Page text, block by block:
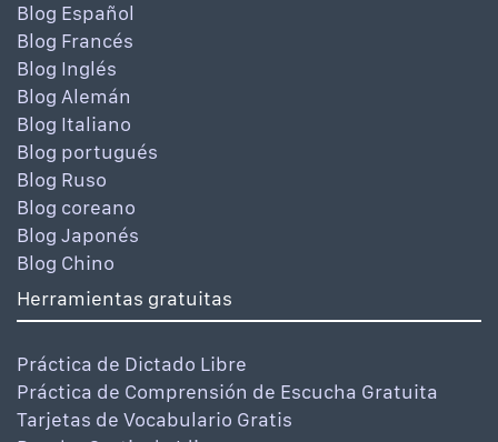
Blog Español
Blog Francés
Blog Inglés
Blog Alemán
Blog Italiano
Blog portugués
Blog Ruso
Blog coreano
Blog Japonés
Blog Chino
Herramientas gratuitas
Práctica de Dictado Libre
Práctica de Comprensión de Escucha Gratuita
Tarjetas de Vocabulario Gratis